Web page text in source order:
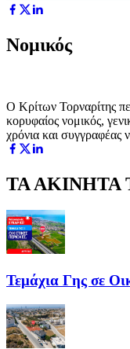
Νομικός
Ο Κρίτων Τορναρίτης
κορυφαίος νομικός,
χρόνια και συγγραφέας
ΤΑ
Τεμάχια Γης σε